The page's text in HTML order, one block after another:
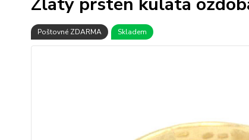
Poštovné ZDARMA Skladem